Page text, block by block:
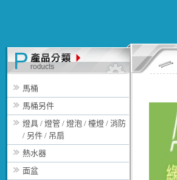
馬桶
馬桶另件
燈具 / 燈管 / 燈泡 / 檯燈 / 消防
/ 另件 / 吊扇
熱水器
面盆